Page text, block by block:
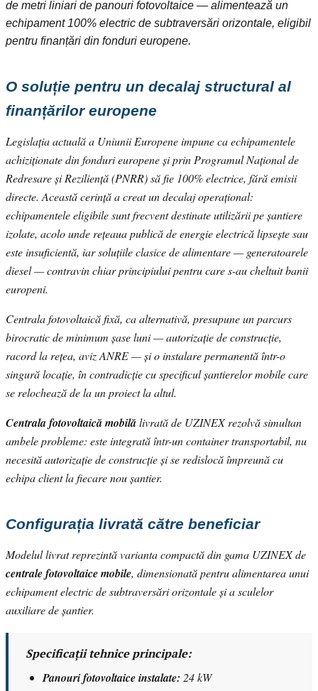
de metri liniari de panouri fotovoltaice — alimentează un
echipament 100% electric de subtraversări orizontale, eligibil
pentru finanțări din fonduri europene.
O soluție pentru un decalaj structural al
finanțărilor europene
Legislația actuală a Uniunii Europene impune ca echipamentele
achiziționate din fonduri europene și prin Programul Național de
Redresare și Reziliență (PNRR) să fie 100% electrice, fără emisii
directe. Această cerință a creat un decalaj operațional:
echipamentele eligibile sunt frecvent destinate utilizării pe șantiere
izolate, acolo unde rețeaua publică de energie electrică lipsește sau
este insuficientă, iar soluțiile clasice de alimentare — generatoarele
diesel — contravin chiar principiului pentru care s-au cheltuit banii
europeni.
Centrala fotovoltaică fixă, ca alternativă, presupune un parcurs
birocratic de minimum șase luni — autorizație de construcție,
racord la rețea, aviz ANRE — și o instalare permanentă într-o
singură locație, în contradicție cu specificul șantierelor mobile care
se relochează de la un proiect la altul.
Centrala fotovoltaică mobilălivrată de UZINEX rezolvă simultan
ambele probleme: este integrată într-un container transportabil, nu
necesită autorizație de construcție și se redislocă împreună cu
echipa client la fiecare nou șantier.
Configurația livrată către beneficiar
Modelul livrat reprezintă varianta compactă din gama UZINEX de
centrale fotovoltaice mobile, dimensionată pentru alimentarea unui
echipament electric de subtraversări orizontale și a sculelor
auxiliare de șantier.
Specificații tehnice principale:
Panouri fotovoltaice instalate: 24 kW